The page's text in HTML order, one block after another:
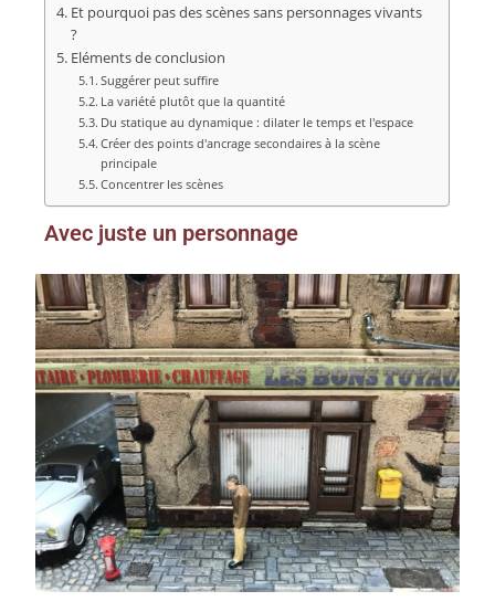
Et pourquoi pas des scènes sans personnages vivants
?
Eléments de conclusion
Suggérer peut suffire
La variété plutôt que la quantité
Du statique au dynamique : dilater le temps et l'espace
Créer des points d'ancrage secondaires à la scène
principale
Concentrer les scènes
Avec juste un personnage